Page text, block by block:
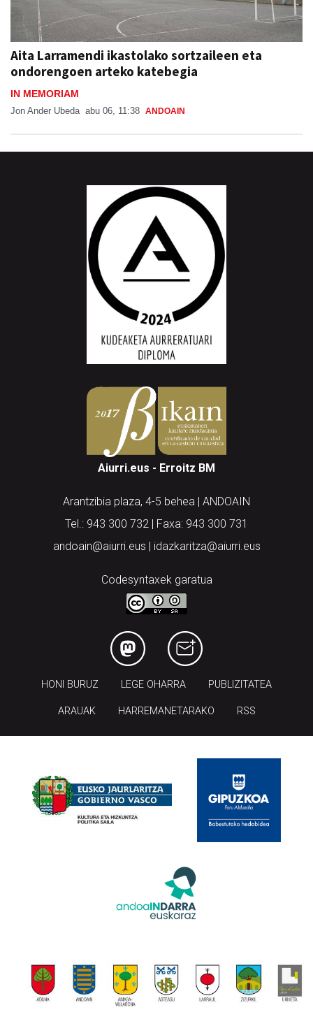
Aita Larramendi ikastolako sortzaileen eta
ondorengoen arteko katebegia
IN MEMORIAM
Jon Ander Ubeda abu 06, 11:38 ANDOAIN
Aiurri.eus - Erroitz BM
Arantzibia plaza, 4-5 behea | ANDOAIN
Tel.: 943 300 732 | Faxa: 943 300 731
andoain@aiurri.eus | idazkaritza@aiurri.eus
Codesyntaxek garatua
HONI BURUZ LEGE OHARRA PUBLIZITATEA
ARAUAK HARREMANETARAKO RSS